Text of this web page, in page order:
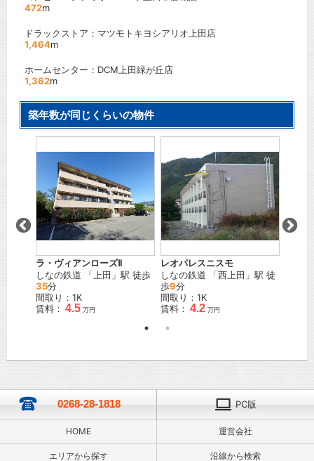
472m
ドラックストア：マツモトキヨシアリオ上田店
1,464m
ホームセンター：DCM上田緑が丘店
1,362m
築年数が同じくらいの物件
ラ・ヴィアンローズⅡ
しなの鉄道 「 上田 」駅 徒歩
35分
間取り：1K
賃料： 4.5 万円
レオパレスニスモ
しなの鉄道 「西上田 」駅 徒
歩9分
間取り：1K
賃料： 4.2 万円
0268-28-1818 PC版
HOME 運営会社
エリアから探す 沿線から検索